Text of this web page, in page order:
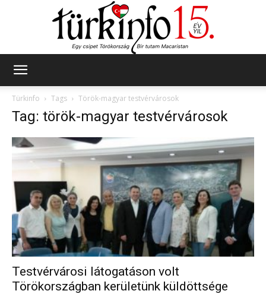
Türkinfo
Tags Török-magyar testvérvárosok
Tag: török-magyar testvérvárosok
Testvérvárosi látogatáson volt
Törökországban kerületünk küldöttsége